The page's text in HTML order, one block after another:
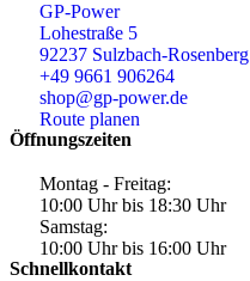
GP-Power
Lohestraße 5
92237 Sulzbach-Rosenberg
+49 9661 906264
shop@gp-power.de
Route planen
Öffnungszeiten
Montag - Freitag:
10:00 Uhr bis 18:30 Uhr
Samstag:
10:00 Uhr bis 16:00 Uhr
Schnellkontakt